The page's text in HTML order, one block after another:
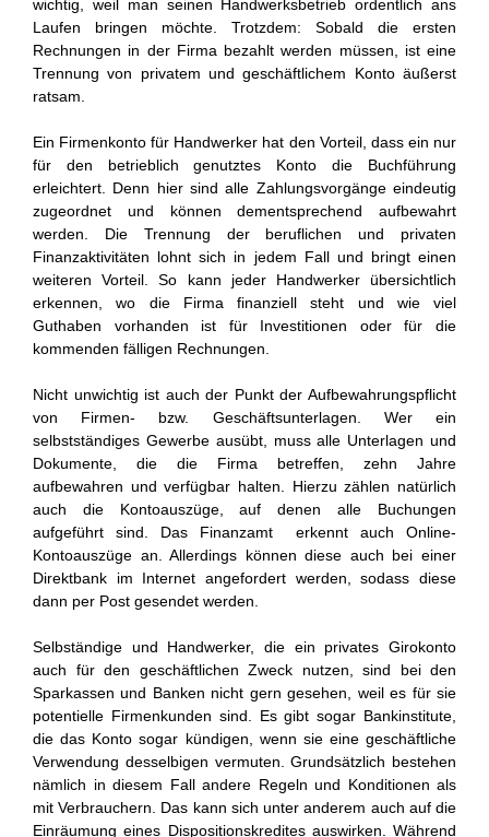
wichtig, weil man seinen Handwerksbetrieb ordentlich ans
Laufen bringen möchte. Trotzdem: Sobald die ersten
Rechnungen in der Firma bezahlt werden müssen, ist eine
Trennung von privatem und geschäftlichem Konto äußerst
ratsam.
Ein Firmenkonto für Handwerker hat den Vorteil, dass ein nur
für den betrieblich genutztes Konto die Buchführung
erleichtert. Denn hier sind alle Zahlungsvorgänge eindeutig
zugeordnet und können dementsprechend aufbewahrt
werden. Die Trennung der beruflichen und privaten
Finanzaktivitäten lohnt sich in jedem Fall und bringt einen
weiteren Vorteil. So kann jeder Handwerker übersichtlich
erkennen, wo die Firma finanziell steht und wie viel
Guthaben vorhanden ist für Investitionen oder für die
kommenden fälligen Rechnungen.
Nicht unwichtig ist auch der Punkt der Aufbewahrungspflicht
von Firmen- bzw. Geschäftsunterlagen. Wer ein
selbstständiges Gewerbe ausübt, muss alle Unterlagen und
Dokumente, die die Firma betreffen, zehn Jahre
aufbewahren und verfügbar halten. Hierzu zählen natürlich
auch die Kontoauszüge, auf denen alle Buchungen
aufgeführt sind. Das Finanzamt erkennt auch Online-
Kontoauszüge an. Allerdings können diese auch bei einer
Direktbank im Internet angefordert werden, sodass diese
dann per Post gesendet werden.
Selbständige und Handwerker, die ein privates Girokonto
auch für den geschäftlichen Zweck nutzen, sind bei den
Sparkassen und Banken nicht gern gesehen, weil es für sie
potentielle Firmenkunden sind. Es gibt sogar Bankinstitute,
die das Konto sogar kündigen, wenn sie eine geschäftliche
Verwendung desselbigen vermuten. Grundsätzlich bestehen
nämlich in diesem Fall andere Regeln und Konditionen als
mit Verbrauchern. Das kann sich unter anderem auch auf die
Einräumung eines Dispositionskredites auswirken. Während